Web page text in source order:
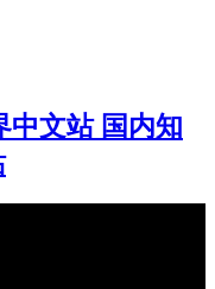
中文站 国内知